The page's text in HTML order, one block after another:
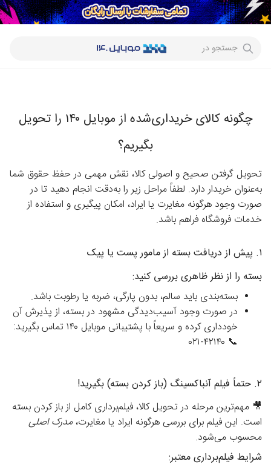
جستجو در
چگونه کالای خریداری‌شده از موبایل ۱۴۰ را تحویل
بگیریم؟
تحویل گرفتن صحیح و اصولی کالا، نقش مهمی در حفظ حقوق شما
به‌عنوان خریدار دارد. لطفاً مراحل زیر را به‌دقت انجام دهید تا در
صورت وجود هرگونه مغایرت یا ایراد، امکان پیگیری و استفاده از
خدمات فروشگاه فراهم باشد.
۱. پیش از دریافت بسته از مامور پست یا پیک
بسته را از نظر ظاهری بررسی کنید:
بسته‌بندی باید سالم، بدون پارگی، ضربه یا رطوبت باشد.
در صورت وجود آسیب‌دیدگی مشهود در بسته، از پذیرش آن
خودداری کرده و سریعاً با پشتیبانی موبایل ۱۴۰ تماس بگیرید:
📞 ۰۲۱-۴۲۱۴۰
۲. حتماً فیلم آنباکسینگ (باز کردن بسته) بگیرید!
🎥 مهم‌ترین مرحله در تحویل کالا، فیلم‌برداری کامل از باز کردن بسته
است. این فیلم برای بررسی هرگونه ایراد یا مغایرت، مدرک اصلی
محسوب می‌شود.
شرایط فیلم‌برداری معتبر: